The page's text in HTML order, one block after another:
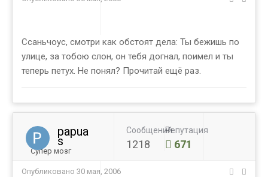
Ссаньчоус, смотри как обстоят дела: Ты бежишь по
улице, за тобою слон, он тебя догнал, поимел и ты
теперь петух. Не понял? Прочитай ещё раз.
papua
s
Супер мозг
Сообщений
1218
Репутация
671
Опубликовано 30 мая, 2006